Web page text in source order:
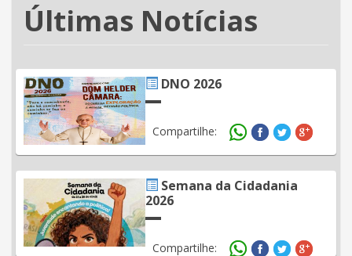
Últimas Notícias
DNO 2026
Compartilhe:
Semana da Cidadania
2026
Compartilhe: